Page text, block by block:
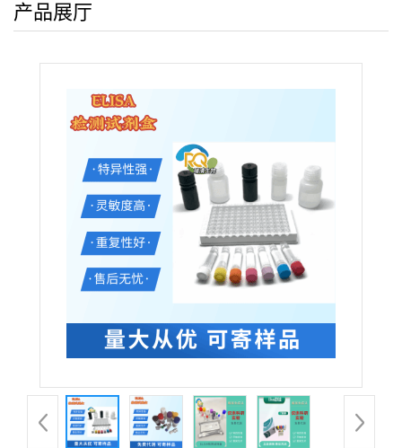
产品展厅